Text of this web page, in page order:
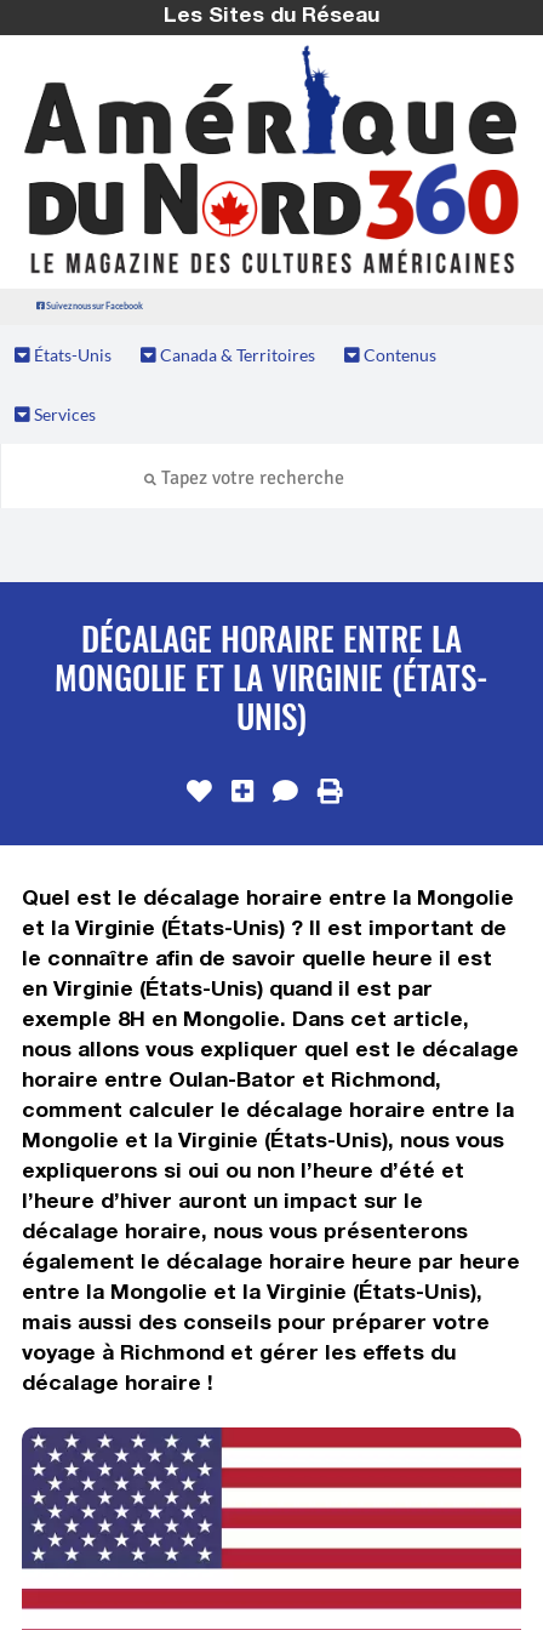
Les Sites du Réseau
Suivez nous sur Facebook
États-Unis Canada & Territoires Contenus
Services
DÉCALAGE HORAIRE ENTRE LA
MONGOLIE ET LA VIRGINIE (ÉTATS-
UNIS)
Quel est le décalage horaire entre la Mongolie
et la Virginie (États-Unis) ? Il est important de
le connaître afin de savoir quelle heure il est
en Virginie (États-Unis) quand il est par
exemple 8H en Mongolie. Dans cet article,
nous allons vous expliquer quel est le décalage
horaire entre Oulan-Bator et Richmond,
comment calculer le décalage horaire entre la
Mongolie et la Virginie (États-Unis), nous vous
expliquerons si oui ou non l’heure d’été et
l’heure d’hiver auront un impact sur le
décalage horaire, nous vous présenterons
également le décalage horaire heure par heure
entre la Mongolie et la Virginie (États-Unis),
mais aussi des conseils pour préparer votre
voyage à Richmond et gérer les effets du
décalage horaire !